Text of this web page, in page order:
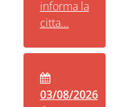
informa la
citta...
03/08/2026